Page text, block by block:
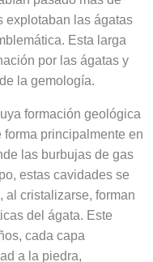
explotaban las ágatas
Esta larga
por las ágatas y
la gemología.
formación geológica
principalmente en
las burbujas de gas
estas cavidades se
al cristalizarse, forman
del ágata. Este
cada capa
a la piedra,